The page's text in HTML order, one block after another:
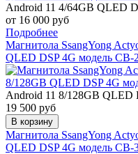
Android 11 4/64GB QLED
от 16 000 руб
Подробнее
Магнитола SsangYong
QLED DSP 4G модель CB-
Android 11 8/128GB QLED
19 500 руб
В корзину
Магнитола SsangYong
QLED DSP 4G модель CB-